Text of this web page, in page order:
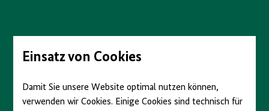
Seiteninhalt
springenEinsatz von Cookies
Damit Sie unsere Website optimal nutzen können,
verwenden wir Cookies. Einige Cookies sind technisch für